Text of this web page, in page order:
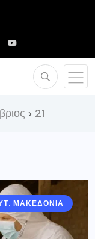
> 21
ΜΑΚΕΔΟΝΙΑ